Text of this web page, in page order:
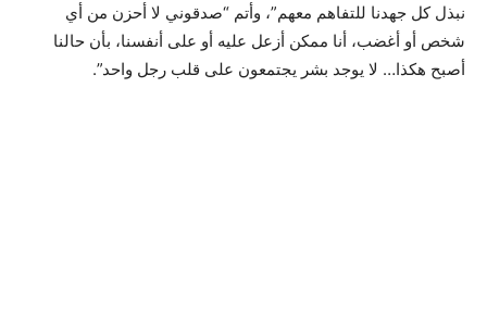
نبذل كل جهدنا للتفاهم معهم”، وأتم “صدقوني لا أحزن من أي
شخص أو أغضب، أنا ممكن أزعل عليه أو على أنفسنا، بأن حالنا
أصبح هكذا… لا يوجد بشر يجتمعون على قلب رجل واحد”.